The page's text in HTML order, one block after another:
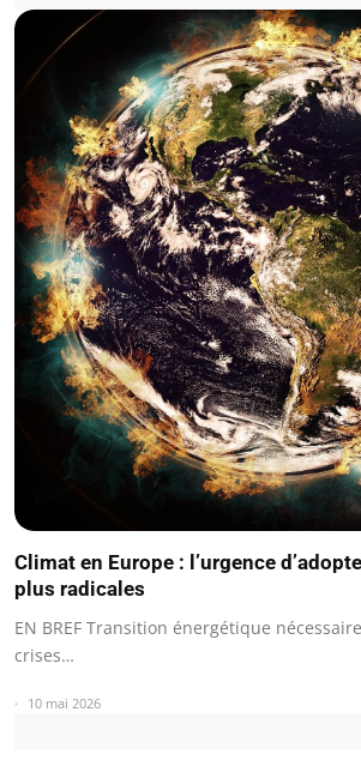
Climat en Europe : l’urgence
plus radicales
EN BREF Transition énergétique
crises…
10 mai 2026